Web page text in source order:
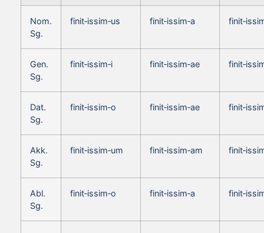
Nom.
Sg.
finit‑issim‑us finit‑issim‑a
Gen.
Sg.
finit‑issim‑i finit‑issim‑ae
Dat.
Sg.
finit‑issim‑o finit‑issim‑ae
Akk.
Sg.
finit‑issim‑um finit‑issim‑am
Abl.
Sg.
finit‑issim‑o finit‑issim‑a